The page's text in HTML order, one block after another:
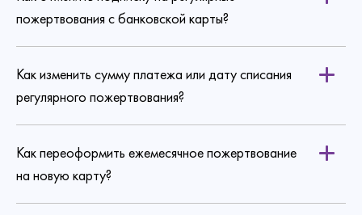
пожертвования с банковской карты?
по ссылке
Как изменить сумму платежа или дату списания
регулярного пожертвования?
Как переоформить ежемесячное пожертвование
на новую карту?